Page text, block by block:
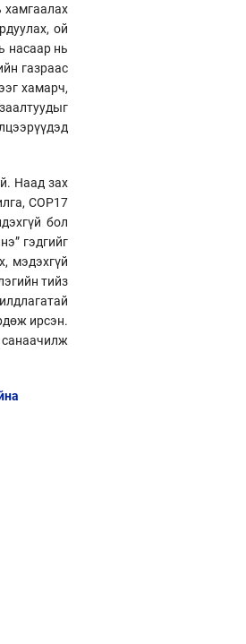
хамгаалах
ой
насаар нь
газраас
хамарч,
Наад зах
COP17
бол
гэдгийг
мэдэхгүй
тийз
ирсэн.